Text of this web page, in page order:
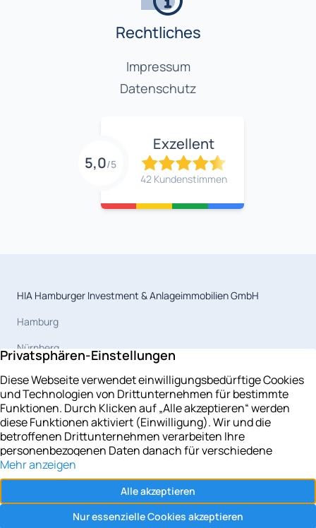
Rechtliches
Impressum
Datenschutz
5,0/5
Exzellent
42 Kundenstimmen
HIA Hamburger Investment & Anlageimmobilien GmbH
Hamburg
Nürnberg
Magdeburg
Celle
Berlin
Leipzig
Potsdam
Rostock